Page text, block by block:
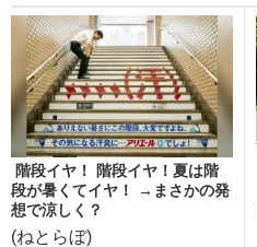
階段イヤ！ 階段イヤ！夏は階
段が暑くてイヤ！ →まさかの発
想で涼しく？
(ねとらぼ)